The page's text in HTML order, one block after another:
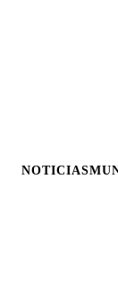
NOTICIAS